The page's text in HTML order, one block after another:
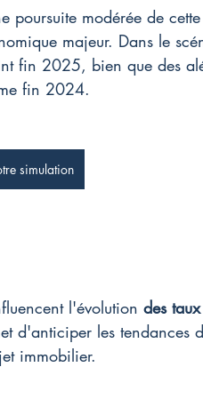
modérée de
majeur. Dans le
fin 2025, bien que des
fin 2024.
simulation
l'évolution des
d'anticiper les tendances
immobilier.